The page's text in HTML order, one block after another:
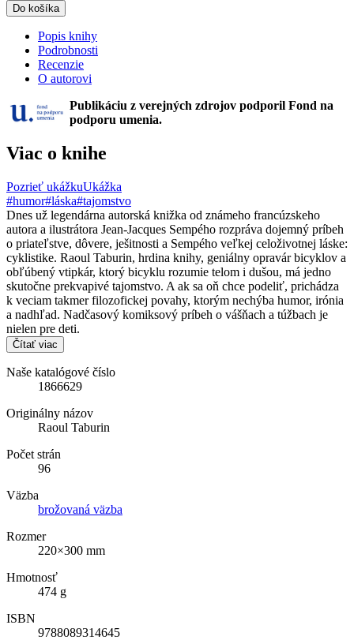
Do košíka
Popis knihy
Podrobnosti
Recenzie
O autorovi
Publikáciu z verejných zdrojov podporil Fond na
podporu umenia.
Viac o knihe
Pozrieť ukážkuUkážka
#humor#láska#tajomstvo
Dnes už legendárna autorská knižka od známeho francúzskeho
autora a ilustrátora Jean-Jacques Sempého rozpráva dojemný príbeh
o priateľstve, dôvere, ješitnosti a Sempého veľkej celoživotnej láske:
cyklistike. Raoul Taburin, hrdina knihy, geniálny opravár bicyklov a
obľúbený vtipkár, ktorý bicyklu rozumie telom i dušou, má jedno
skutočne prekvapivé tajomstvo. A ak sa oň chce podeliť, prichádza
k veciam takmer filozofickej povahy, ktorým nechýba humor, irónia
a nadhľad. Nadčasový komiksový príbeh o vášňach a túžbach je
nielen pre deti.
Čítať viac
Naše katalógové číslo
1866629
Originálny názov
Raoul Taburin
Počet strán
96
Väzba
brožovaná väzba
Rozmer
220×300 mm
Hmotnosť
474 g
ISBN
9788089314645